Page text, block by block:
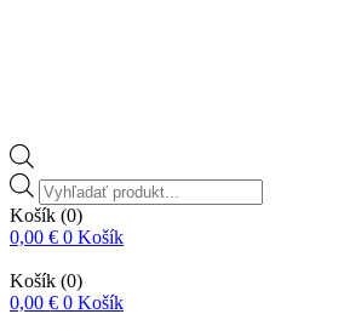
Vyhľadávanie
produktov
Košík (0)
0,00 € 0 Košík
Košík (0)
0,00 € 0 Košík